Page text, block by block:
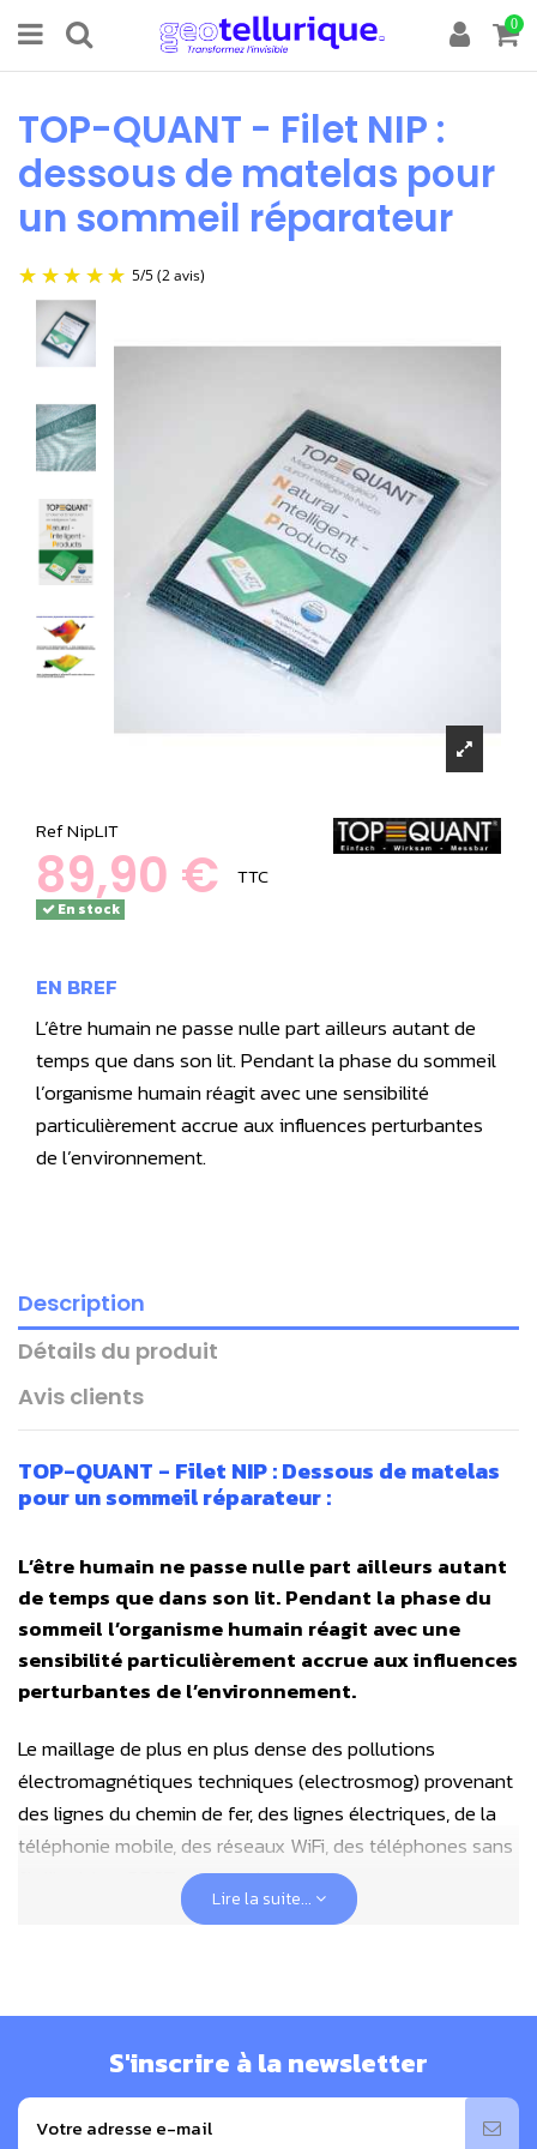
0
TOP-QUANT - Filet NIP :
dessous de matelas pour
un sommeil réparateur
RefNipLIT
89,90 € TTC
En stock
EN BREF
L’être humain ne passe nulle part ailleurs autant de
temps que dans son lit. Pendant la phase du sommeil
l’organisme humain réagit avec une sensibilité
particulièrement accrue aux influences perturbantes
de l’environnement.
Description
Détails du produit
Avis clients
TOP-QUANT - Filet NIP : Dessous de matelas
pour un sommeil réparateur :
L’être humain ne passe nulle part ailleurs autant
de temps que dans son lit. Pendant la phase du
sommeil l’organisme humain réagit avec une
sensibilité particulièrement accrue aux influences
perturbantes de l’environnement.
Le maillage de plus en plus dense des pollutions
électromagnétiques techniques (electrosmog) provenant
des lignes du chemin de fer, des lignes électriques, de la
téléphonie mobile, des réseaux WiFi, des téléphones sans
fil d’intérieur DECT, etc…, mais aussi de zones
perturbatrices géopathogènes (rayonnements telluriques,
Ces perturbations peuvent aussi provenir de l’extérieur,
mais aussi des pièces environnantes ou du voisinage.
Lorsque le corps ne peut plus réguler de lui-même ces
Lire la suite...
S'inscrire à la newsletter